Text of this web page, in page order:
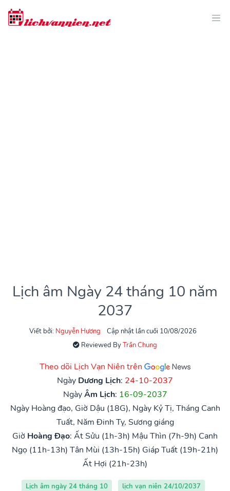
Lịch âm Ngày 24 tháng 10 năm
2037
Viết bởi: Nguyễn Hương
Cập nhật lần cuối 10/08/2026
Reviewed ByTrần Chung
Theo dõi Lịch Vạn Niên trên
Ngày Dương Lịch: 24-10-2037
NgàyÂm Lịch: 16-09-2037
Ngày Hoàng đạo, Giờ Dậu (18G), Ngày Kỷ Tị, Tháng Canh
Tuất, Năm Đinh Tỵ, Sương giáng
Giờ Hoàng Đạo: Ất Sửu (1h-3h) Mậu Thìn (7h-9h) Canh
Ngọ (11h-13h) Tân Mùi (13h-15h) Giáp Tuất (19h-21h)
Ất Hợi (21h-23h)
Lịch âm ngày 24 tháng 10
lịch vạn niên 24/10/2037